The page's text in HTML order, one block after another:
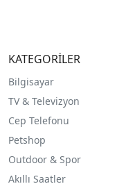
KATEGORİLER
Bilgisayar
TV & Televizyon
Cep Telefonu
Petshop
Outdoor & Spor
Akıllı Saatler